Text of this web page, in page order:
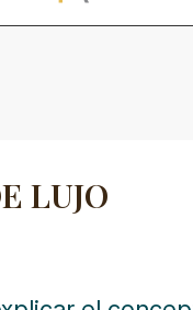
LUJO